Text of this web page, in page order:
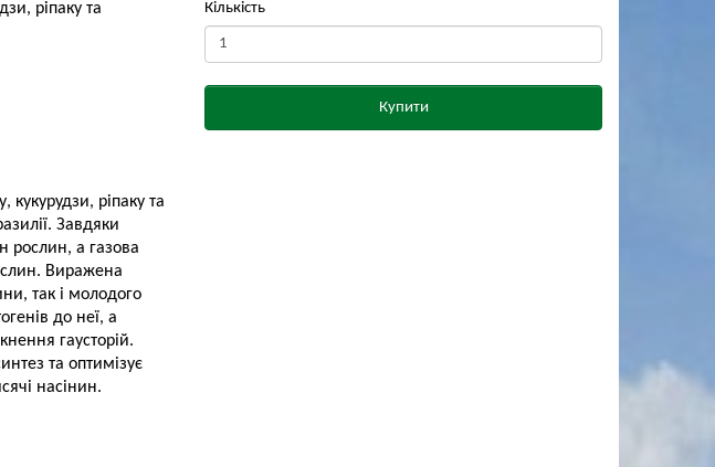
ріпаку та
ріпаку та
Завдяки
рослин, а газова
Виражена
так і молодого
до неї, а
гаусторій.
та оптимізує
насінин.
Кількість
Купити